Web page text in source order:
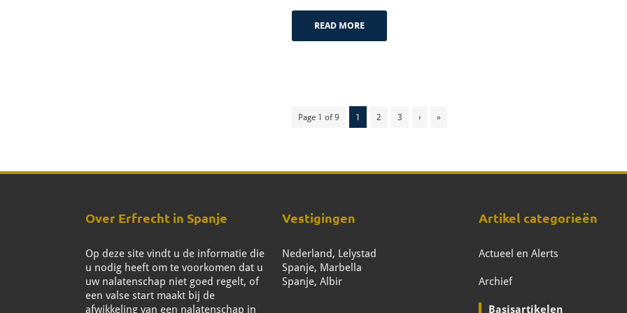
READ MORE
Page 1 of 9 1 2 3 › »
Over Erfrecht in Spanje
Op deze site vindt u de informatie die
u nodig heeft om te voorkomen dat u
uw nalatenschap niet goed regelt, of
een valse start maakt bij de
afwikkeling van een nalatenschap in
Vestigingen
Nederland, Lelystad
Spanje, Marbella
Spanje, Albir
Artikel categorieën
Actueel en Alerts
Archief
Basisartikelen